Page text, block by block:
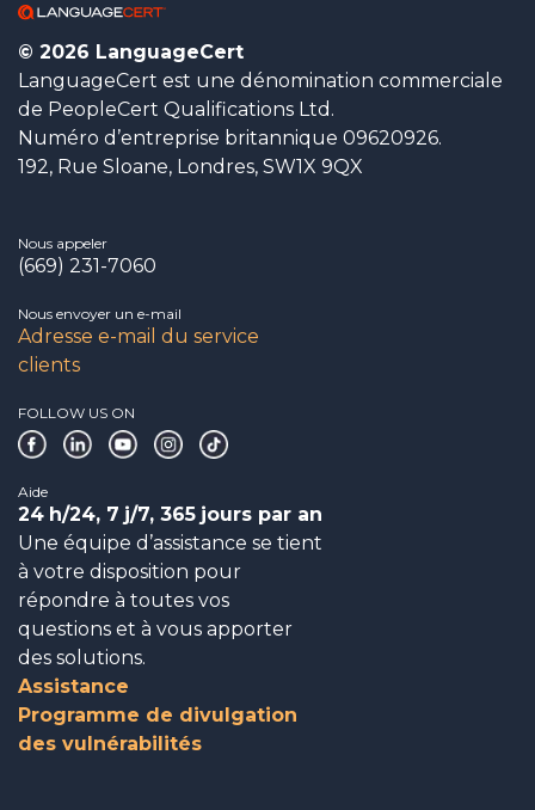
© 2026 LanguageCert
LanguageCert est une dénomination commerciale
de PeopleCert Qualifications Ltd.
Numéro d’entreprise britannique 09620926.
192, Rue Sloane, Londres, SW1X 9QX
Nous appeler
(669) 231-7060
Nous envoyer un e-mail
Adresse e-mail du service
clients
FOLLOW US ON
Aide
24 h/24, 7 j/7, 365 jours par an
Une équipe d’assistance se tient
à votre disposition pour
répondre à toutes vos
questions et à vous apporter
des solutions.
Assistance
Programme de divulgation
des vulnérabilités